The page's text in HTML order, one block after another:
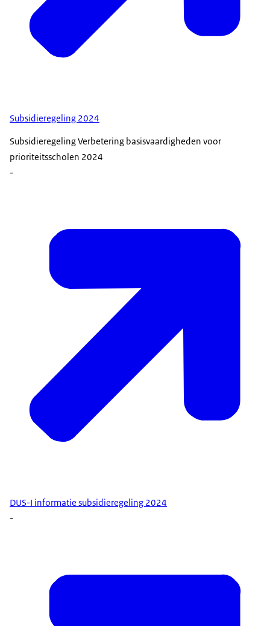
Subsidieregeling 2024
Subsidieregeling Verbetering basisvaardigheden voor
prioriteitsscholen 2024
-
DUS-I informatie subsidieregeling 2024
-